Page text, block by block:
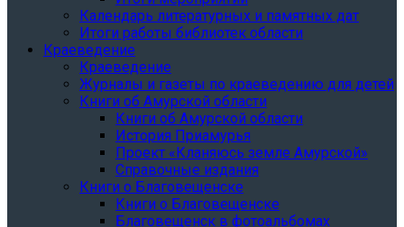
Календарь литературных и памятных дат
Итоги работы библиотек области
Краеведение
Краеведение
Журналы и газеты по краеведению для детей
Книги об Амурской области
Книги об Амурской области
История Приамурья
Проект «Кланяюсь земле Амурской»
Справочные издания
Книги о Благовещенске
Книги о Благовещенске
Благовещенск в фотоальбомах